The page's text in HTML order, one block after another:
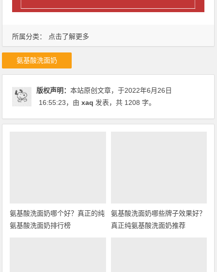
所属分类： 点击了解更多
氨基酸洗面奶
版权声明：本站原创文章，于2022年6月26日
16:55:23，由xaq 发表，共 1208 字。
氨基酸洗面奶哪个好？真正的纯
氨基酸洗面奶排行榜
氨基酸洗面奶哪些牌子效果好？
真正纯氨基酸洗面奶推荐